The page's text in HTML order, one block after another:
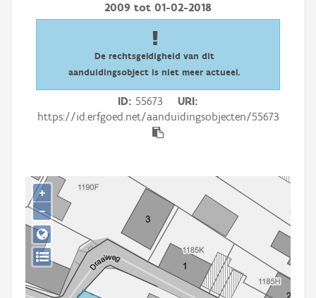
Waarneming
Persoon of collectief
Aanmelden
2009 tot 01-02-2018
De rechtsgeldigheid van dit
aanduidingsobject is niet meer actueel.
ID 55673
URI
https://id.erfgoed.net/aanduidingsobjecten/55673
+
−